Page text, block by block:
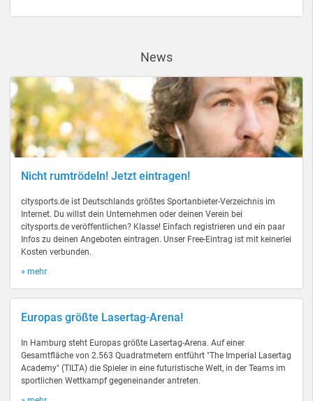
News
Nicht rumtrödeln! Jetzt eintragen!
citysports.de ist Deutschlands größtes Sportanbieter-Verzeichnis im
Internet. Du willst dein Unternehmen oder deinen Verein bei
citysports.de veröffentlichen? Klasse! Einfach registrieren und ein paar
Infos zu deinen Angeboten eintragen. Unser Free-Eintrag ist mit keinerlei
Kosten verbunden.
» mehr
Europas größte Lasertag-Arena!
In Hamburg steht Europas größte Lasertag-Arena. Auf einer
Gesamtfläche von 2.563 Quadratmetern entführt "The Imperial Lasertag
Academy" (TILTA) die Spieler in eine futuristische Welt, in der Teams im
sportlichen Wettkampf gegeneinander antreten.